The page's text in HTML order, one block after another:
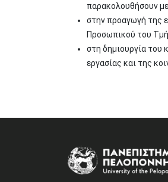
παρακολουθήσουν
στην προαγωγή της
Προσωπικού του
στη δημιουργία του
εργασίας και της
Image